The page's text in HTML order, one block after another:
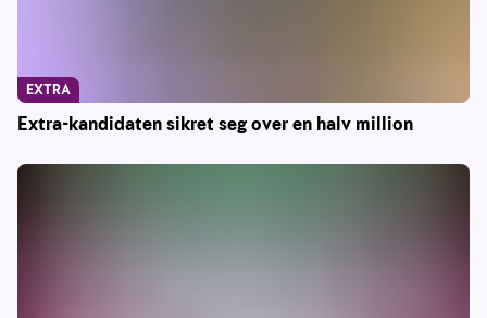
Extra-kandidaten sikret seg over en halv million
EXTRA